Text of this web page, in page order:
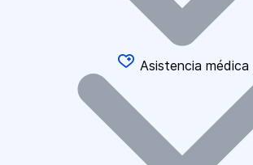
Asistencia médica